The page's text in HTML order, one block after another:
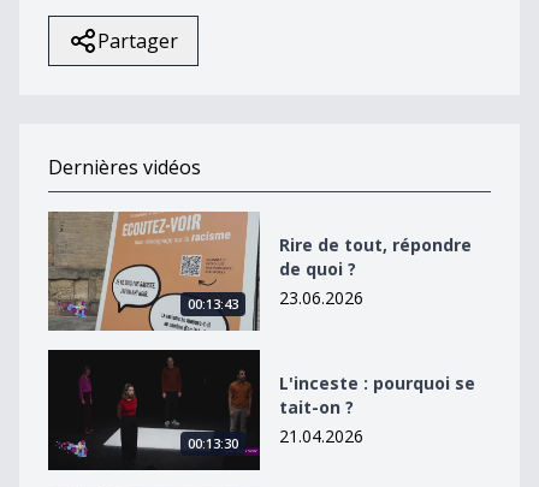
Partager
Dernières vidéos
Rire de tout, répondre de quoi ?
00:13:43
Rire de tout, répondre
de quoi ?
23.06.2026
L&#039;inceste : pourquoi se tait-on ?
00:13:30
L'inceste : pourquoi se
tait-on ?
21.04.2026